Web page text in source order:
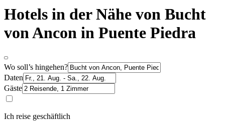
Hotels in der Nähe von Bucht
von Ancon in Puente Piedra
Wo soll’s hingehen?
Daten
Gäste
Ich reise geschäftlich